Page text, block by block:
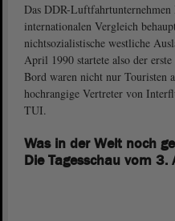
Das DDR-
internationalen Vergleich
nichtsozialistische westliche
April 1990 startete also der
Bord waren nicht nur Touristen
hochrangige Vertreter von
TUI.
Was in der Welt noch
Die Tagesschau vom